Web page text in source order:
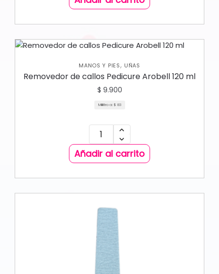
MANOS Y PIES, UÑAS
Removedor de callos Pedicure Arobell 120 ml
$ 9.900
Mililitro a: $ 83
Añadir al carrito